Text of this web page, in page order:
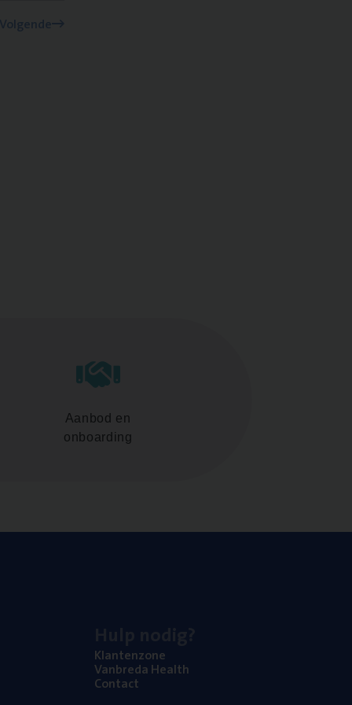
Aanbod en
onboarding
Klan­ten­zo­ne
Van­b­re­da Health
Con­tact